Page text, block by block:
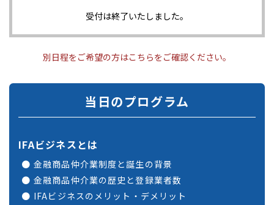
受付は終了いたしました。
別日程をご希望の方はこちらをご確認ください。
当日のプログラム
IFAビジネスとは
金融商品仲介業制度と誕生の背景
金融商品仲介業の歴史と登録業者数
IFAビジネスのメリット・デメリット